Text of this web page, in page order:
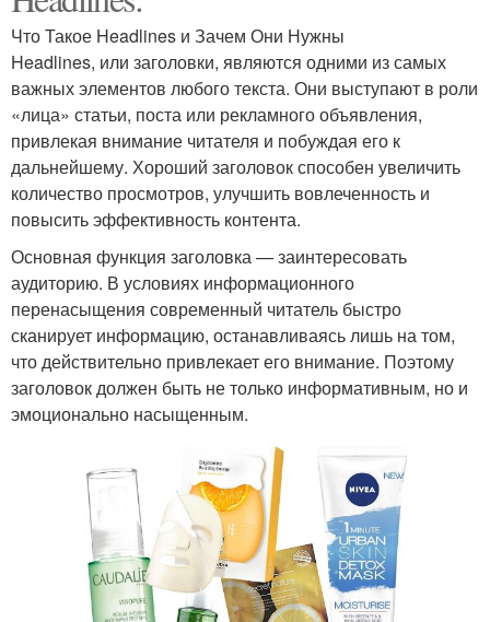
Что Такое Headlines и Зачем Они Нужны
Headlines, или заголовки, являются одними из самых
важных элементов любого текста. Они выступают в роли
«лица» статьи, поста или рекламного объявления,
привлекая внимание читателя и побуждая его к
дальнейшему. Хороший заголовок способен увеличить
количество просмотров, улучшить вовлеченность и
повысить эффективность контента.
Основная функция заголовка — заинтересовать
аудиторию. В условиях информационного
перенасыщения современный читатель быстро
сканирует информацию, останавливаясь лишь на том,
что действительно привлекает его внимание. Поэтому
заголовок должен быть не только информативным, но и
эмоционально насыщенным.